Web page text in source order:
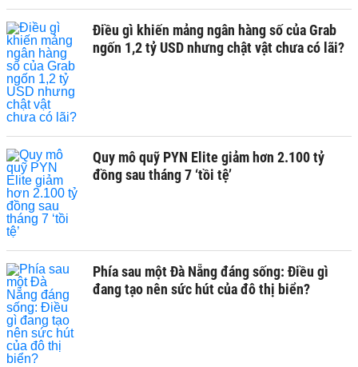
Điều gì khiến mảng ngân hàng số của Grab
ngốn 1,2 tỷ USD nhưng chật vật chưa có lãi?
Quy mô quỹ PYN Elite giảm hơn 2.100 tỷ
đồng sau tháng 7 ‘tồi tệ’
Phía sau một Đà Nẵng đáng sống: Điều gì
đang tạo nên sức hút của đô thị biển?